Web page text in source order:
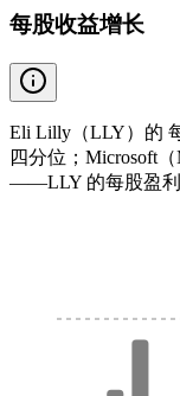
每股收益增长
Eli Lilly（LLY）的
四分位；Microsoft
——LLY 的每股盈利